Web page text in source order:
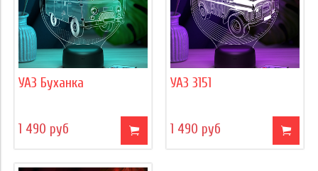
УАЗ Буханка
1 490 руб
УАЗ 3151
1 490 руб